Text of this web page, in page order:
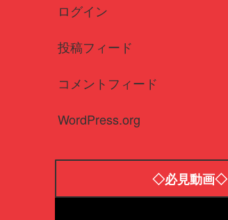
ログイン
投稿フィード
コメントフィード
WordPress.org
◇必見動画◇